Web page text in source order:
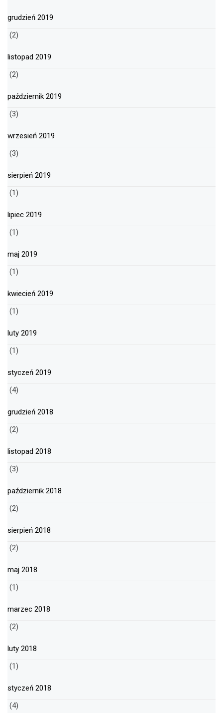
grudzień 2019
(2)
listopad 2019
(2)
październik 2019
(3)
wrzesień 2019
(3)
sierpień 2019
(1)
lipiec 2019
(1)
maj 2019
(1)
kwiecień 2019
(1)
luty 2019
(1)
styczeń 2019
(4)
grudzień 2018
(2)
listopad 2018
(3)
październik 2018
(2)
sierpień 2018
(2)
maj 2018
(1)
marzec 2018
(2)
luty 2018
(1)
styczeń 2018
(4)